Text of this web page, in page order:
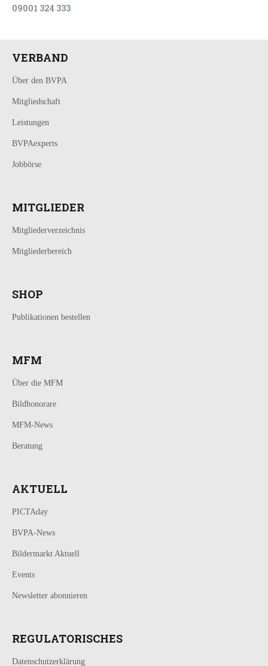
09001 324 333
VERBAND
Über den BVPA
Mitgliedschaft
Leistungen
BVPAexperts
Jobbörse
MITGLIEDER
Mitgliederverzeichnis
Mitgliederbereich
SHOP
Publikationen bestellen
MFM
Über die MFM
Bildhonorare
MFM-News
Beratung
AKTUELL
PICTAday
BVPA-News
Bildermarkt Aktuell
Events
Newsletter abonnieren
REGULATORISCHES
Datenschutzerklärung